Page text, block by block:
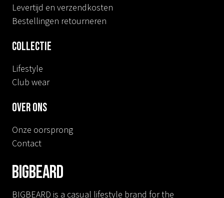
Levertijd en verzendkosten
Bestellingen retourneren
Collectie
Lifestyle
Club wear
Over ons
Onze oorsprong
Contact
BIGBEARD
BIGBEARD is a casual lifestyle brand for the